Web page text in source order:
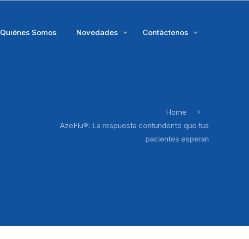
Quiénes Somos Novedades Contáctenos
Home
AzeFlu®: La respuesta contundente que tus
pacientes esperan